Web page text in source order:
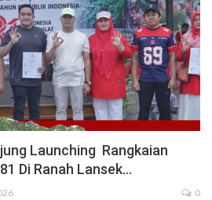
Launching Rangkaian
Di Ranah Lansek…
0